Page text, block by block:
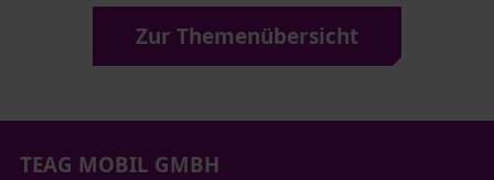
Zur Themenübersicht
TEAG MOBIL GMBH